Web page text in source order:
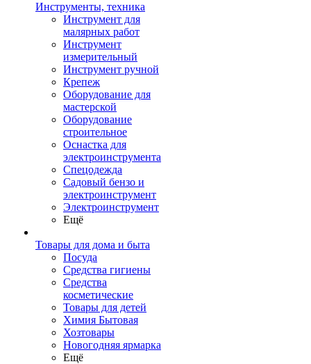
Инструменты, техника
Инструмент для
малярных работ
Инструмент
измерительный
Инструмент ручной
Крепеж
Оборудование для
мастерской
Оборудование
строительное
Оснастка для
электроинструмента
Спецодежда
Садовый бензо и
электроинструмент
Электроинструмент
Ещё
Товары для дома и быта
Посуда
Средства гигиены
Средства
косметические
Товары для детей
Химия Бытовая
Хозтовары
Новогодняя ярмарка
Ещё